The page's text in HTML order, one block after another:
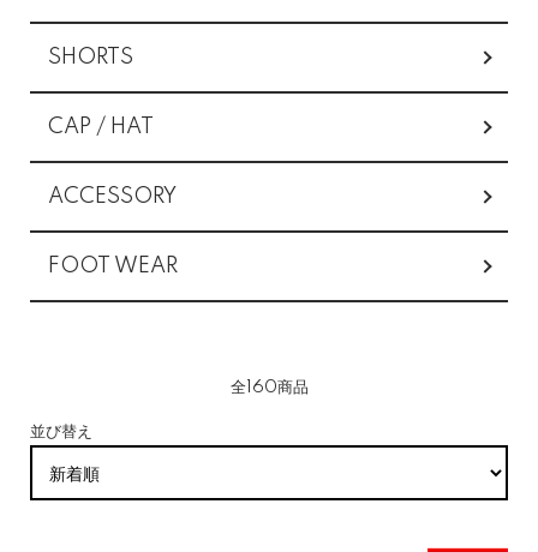
SHORTS
CAP / HAT
ACCESSORY
FOOT WEAR
全160商品
並び替え